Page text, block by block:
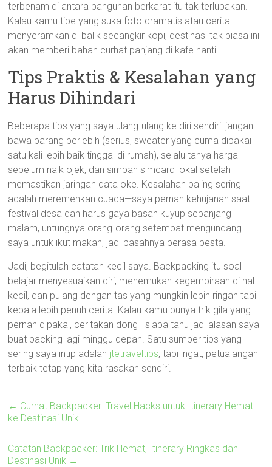
terbenam di antara bangunan berkarat itu tak terlupakan.
Kalau kamu tipe yang suka foto dramatis atau cerita
menyeramkan di balik secangkir kopi, destinasi tak biasa ini
akan memberi bahan curhat panjang di kafe nanti.
Tips Praktis & Kesalahan yang
Harus Dihindari
Beberapa tips yang saya ulang-ulang ke diri sendiri: jangan
bawa barang berlebih (serius, sweater yang cuma dipakai
satu kali lebih baik tinggal di rumah), selalu tanya harga
sebelum naik ojek, dan simpan simcard lokal setelah
memastikan jaringan data oke. Kesalahan paling sering
adalah meremehkan cuaca—saya pernah kehujanan saat
festival desa dan harus gaya basah kuyup sepanjang
malam, untungnya orang-orang setempat mengundang
saya untuk ikut makan, jadi basahnya berasa pesta.
Jadi, begitulah catatan kecil saya. Backpacking itu soal
belajar menyesuaikan diri, menemukan kegembiraan di hal
kecil, dan pulang dengan tas yang mungkin lebih ringan tapi
kepala lebih penuh cerita. Kalau kamu punya trik gila yang
pernah dipakai, ceritakan dong—siapa tahu jadi alasan saya
buat packing lagi minggu depan. Satu sumber tips yang
sering saya intip adalah jtetraveltips, tapi ingat, petualangan
terbaik tetap yang kita rasakan sendiri.
← Curhat Backpacker: Travel Hacks untuk Itinerary Hemat
ke Destinasi Unik
Catatan Backpacker: Trik Hemat, Itinerary Ringkas dan
Destinasi Unik →